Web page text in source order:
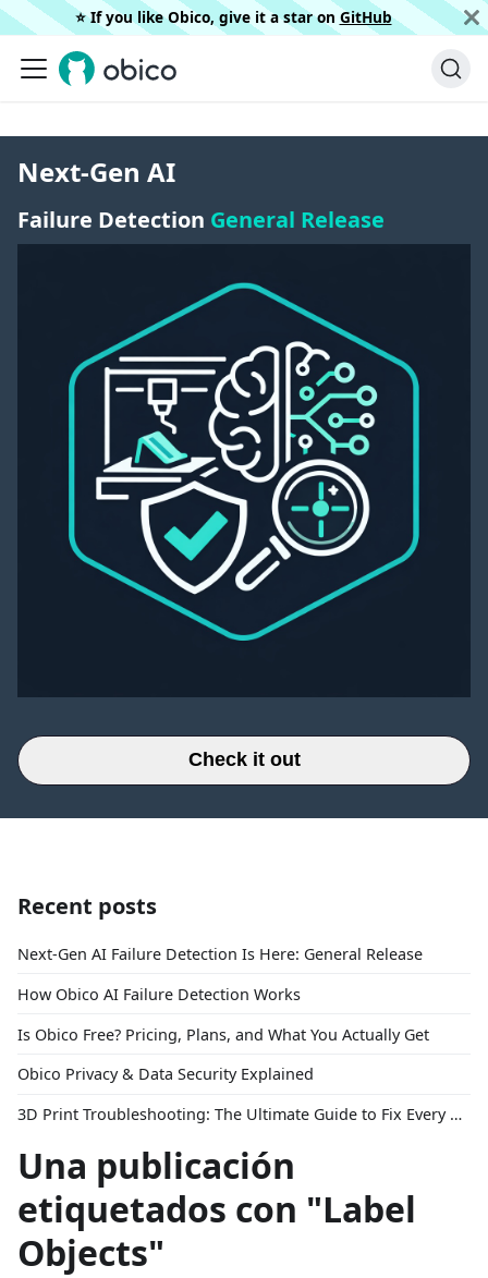
⭐️ If you like Obico, give it a star on GitHub
Next-Gen AI
Failure Detection General Release
Check it out
Recent posts
Next-Gen AI Failure Detection Is Here: General Release
How Obico AI Failure Detection Works
Is Obico Free? Pricing, Plans, and What You Actually Get
Obico Privacy & Data Security Explained
3D Print Troubleshooting: The Ultimate Guide to Fix Every Common Problem [2026]
Una publicación
etiquetados con "Label
Objects"